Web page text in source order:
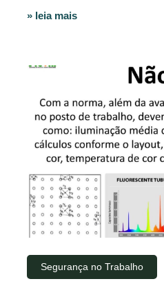
» leia mais
Segurança no Trabalho